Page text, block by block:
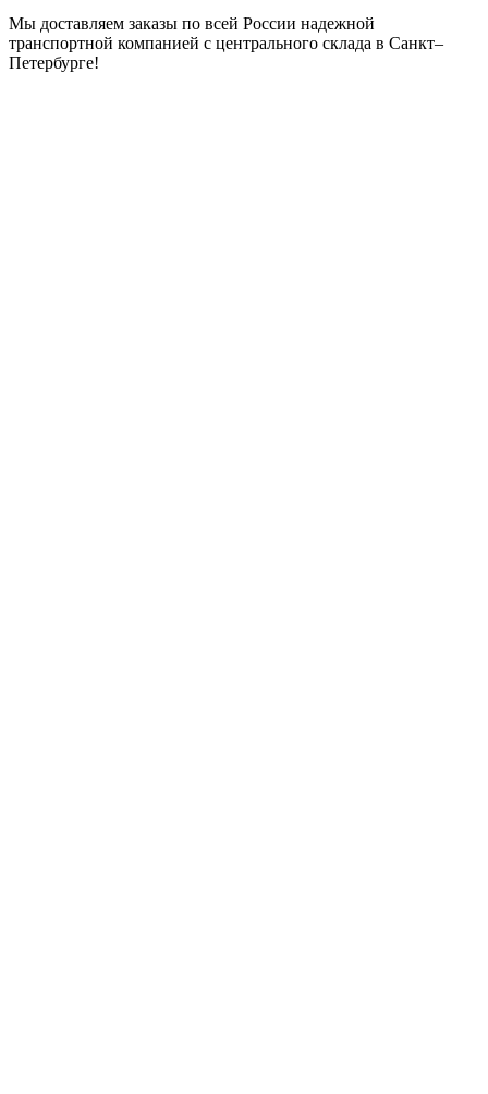
Мы доставляем заказы по всей России надежной
транспортной компанией с центрального склада в Санкт–
Петербурге!